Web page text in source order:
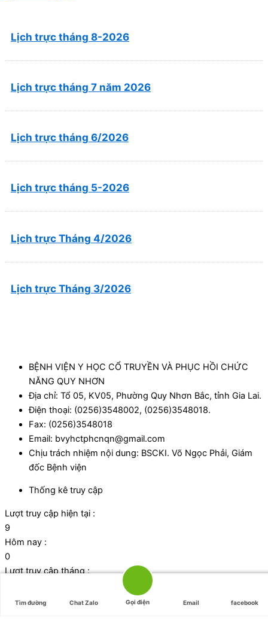
Lịch trực tháng 8-2026
Lịch trực tháng 7 năm 2026
Lịch trực tháng 6/2026
Lịch trực tháng 5-2026
Lịch trực Tháng 4/2026
Lịch trực Tháng 3/2026
BỆNH VIỆN Y HỌC CỔ TRUYỀN VÀ PHỤC HỒI CHỨC
NĂNG QUY NHƠN
Địa chỉ: Tổ 05, KV05, Phường Quy Nhơn Bắc, tỉnh Gia Lai.
Điện thoại: (0256)3548002, (0256)3548018.
Fax: (0256)3548018
Email: bvyhctphcnqn@gmail.com
Chịu trách nhiệm nội dung: BSCKI. Võ Ngọc Phải, Giám
đốc Bệnh viện
Tìm đường Chat Zalo Gọi điện Email facebook
Thống kê truy cập
Lượt truy cập hiện tại :
9
Hôm nay :
0
Lượt truy cập tháng :
Tổng lượt truy cập: